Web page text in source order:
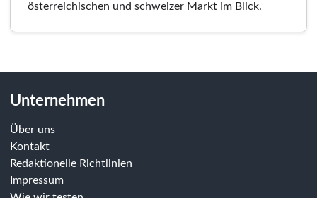
österreichischen und schweizer Markt im Blick.
Unternehmen
Über uns
Kontakt
Redaktionelle Richtlinien
Impressum